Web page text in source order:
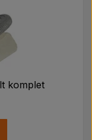
komplet